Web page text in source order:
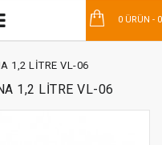
0 ÜRÜN -
1,2 LİTRE VL-06
1,2 LİTRE VL-06